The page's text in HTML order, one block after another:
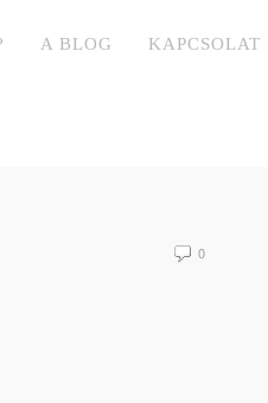
A BLOG KAPCSOLAT
0